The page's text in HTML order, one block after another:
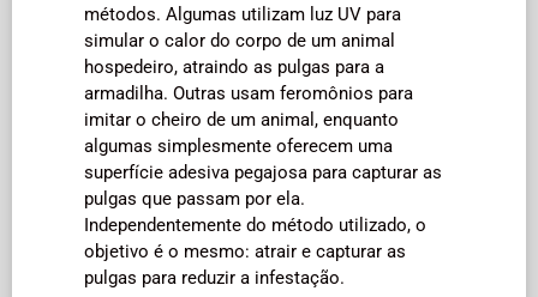
métodos. Algumas utilizam luz UV para
simular o calor do corpo de um animal
hospedeiro, atraindo as pulgas para a
armadilha. Outras usam feromônios para
imitar o cheiro de um animal, enquanto
algumas simplesmente oferecem uma
superfície adesiva pegajosa para capturar as
pulgas que passam por ela.
Independentemente do método utilizado, o
objetivo é o mesmo: atrair e capturar as
pulgas para reduzir a infestação.